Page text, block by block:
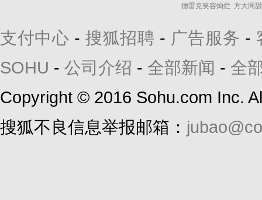
德雷克笑容灿烂 方大同
支付中心 - 搜狐招聘 - 广告服务 -
SOHU - 公司介绍 - 全部新闻 - 全
Copyright © 2016 Sohu.com Inc.
搜狐不良信息举报邮箱：